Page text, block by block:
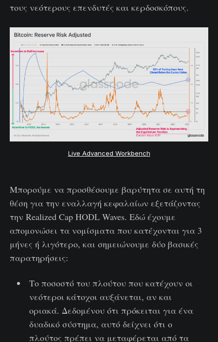
τους νεότερους επενδυτές και κερδοσκόπους.
Live Advanced Workbench
Μπορούμε να προσθέσουμε βαρύτητα σε αυτή τη
θέση για την εναλλαγή κεφαλαίων εξετάζοντας
την Realized Cap HODL Waves. Εδώ έχουμε
απομονώσει τα νομίσματα που κατέχονται για 3
μήνες ή λιγότερο, και σημειώνουμε δύο βασικές
παρατηρήσεις:
Το ποσοστό του πλούτου που κατέχουν οι
νεότεροι κάτοχοι αυξάνεται, αν και
οριακά. Δεδομένου ότι πρόκειται για ένα
δυαδικό σύστημα, αυτό δείχνει ότι ο
πλούτος πρέπει να μεταφέρεται από τα